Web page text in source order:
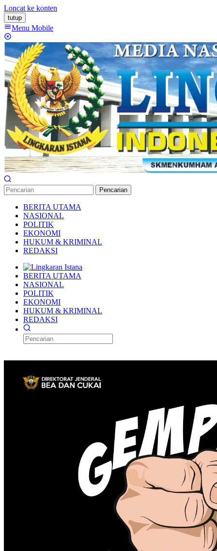
Loncat ke konten
tutup
Menu Mobile
Pencarian
BERITA UTAMA
NASIONAL
POLITIK
EKONOMI
HUKUM & KRIMINAL
REDAKSI
BERITA UTAMA
NASIONAL
POLITIK
EKONOMI
HUKUM & KRIMINAL
REDAKSI